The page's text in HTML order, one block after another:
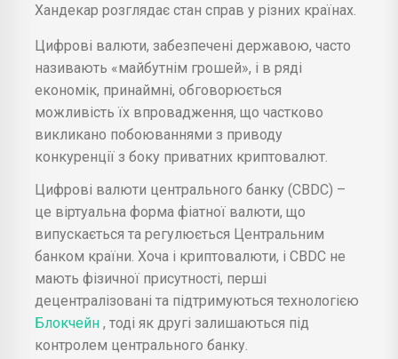
Хандекар розглядає стан справ у різних країнах.
Цифрові валюти, забезпечені державою, часто
називають «майбутнім грошей», і в ряді
економік, принаймні, обговорюється
можливість їх впровадження, що частково
викликано побоюваннями з приводу
конкуренції з боку приватних криптовалют.
Цифрові валюти центрального банку (CBDC) –
це віртуальна форма фіатної валюти, що
випускається та регулюється Центральним
банком країни. Хоча і криптовалюти, і CBDC не
мають фізичної присутності, перші
децентралізовані та підтримуються технологією
Блокчейн , тоді як другі залишаються під
контролем центрального банку.